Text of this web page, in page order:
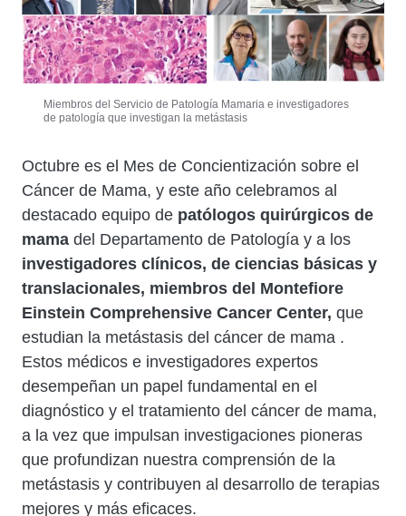
Miembros del Servicio de Patología Mamaria e investigadores
de patología que investigan la metástasis
Cuerpo
Octubre es el Mes de Concientización sobre el
Cáncer de Mama, y ​​este año celebramos al
destacado equipo de patólogos quirúrgicos de
mama del Departamento de Patología y a los
investigadores clínicos, de ciencias básicas y
translacionales, miembros del Montefiore
Einstein Comprehensive Cancer Center, que
estudian la metástasis del cáncer de mama .
Estos médicos e investigadores expertos
desempeñan un papel fundamental en el
diagnóstico y el tratamiento del cáncer de mama,
a la vez que impulsan investigaciones pioneras
que profundizan nuestra comprensión de la
metástasis y contribuyen al desarrollo de terapias
mejores y más eficaces.